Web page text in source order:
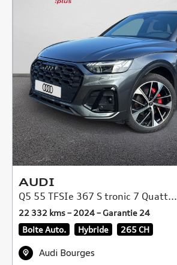
AUDI
Q5 55 TFSIe 367 S tronic 7 Quatt...
22 332 kms – 2024 – Garantie 24
Boite Auto.
Hybride 265 CH
Audi Bourges